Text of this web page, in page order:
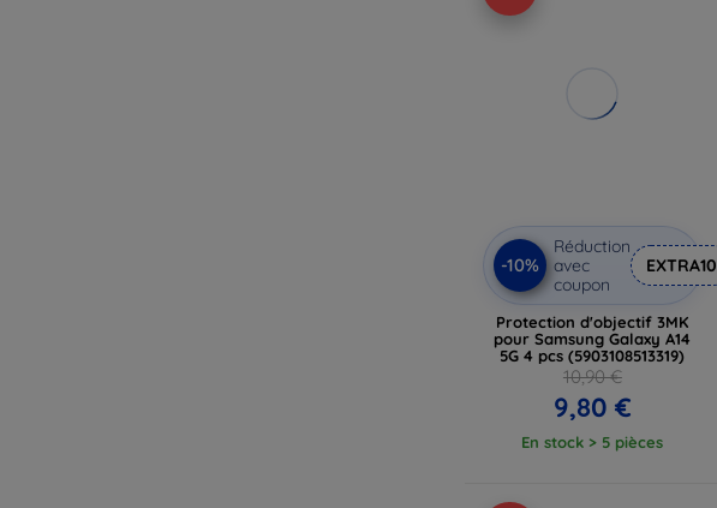
-10%
Réduction
avec
coupon
EXTRA10
Protection d'objectif 3MK
pour Samsung Galaxy A14
5G 4 pcs (5903108513319)
10,90 €
9,80 €
En stock > 5 pièces